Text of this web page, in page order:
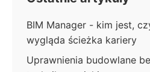
BIM Manager - kim jest,
wygląda ścieżka kariery
Uprawnienia budowlane